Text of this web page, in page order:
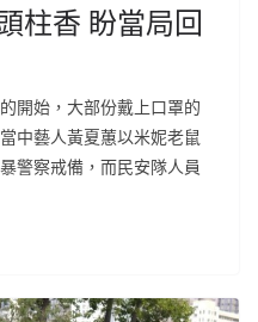
柱香 盼當局回
開始，大部份戴上口罩的
中藝人黃夏蕙以米妮老鼠
警察戒備，而民安隊人員